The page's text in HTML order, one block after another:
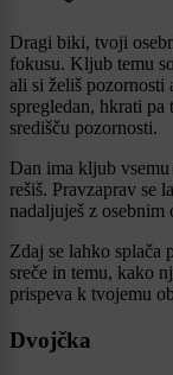
Dragi biki, tvoji
fokusu. Kljub temu
ali si želiš pozornosti
spregledan, hkrati
središču pozornosti.
Dan ima kljub
rešiš. Pravzaprav se
nadaljuješ z
Zdaj se lahko splača
sreče in temu, kako
prispeva k tvojemu
Dvojčka